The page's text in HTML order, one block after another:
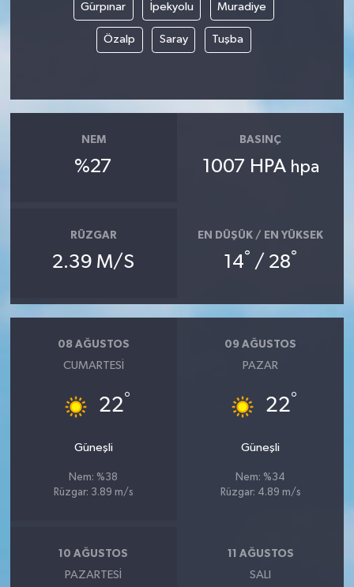
Gürpınar İpekyolu Muradiye
Özalp Saray Tuşba
NEM
%27
BASINÇ
1007 HPA hpa
RÜZGAR
2.39 M/S
EN DÜŞÜK / EN YÜKSEK
14° / 28°
08 AĞUSTOS
CUMARTESI
22°
Güneşli
Nem: %38
Rüzgar: 3.89 m/s
09 AĞUSTOS
PAZAR
22°
Güneşli
Nem: %34
Rüzgar: 4.89 m/s
10 AĞUSTOS
PAZARTESI
11 AĞUSTOS
SALI